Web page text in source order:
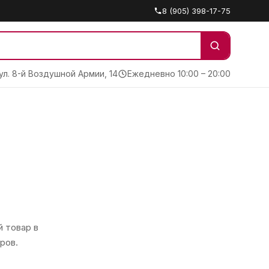
8 (905) 398-17-75
8-й Воздушной Армии, 14 Ежедневно 10:00 – 20:00
товар в